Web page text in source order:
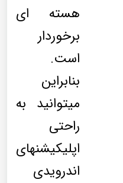
هسته ای
برخوردار
است.
بنابراین
میتوانید به
راحتی
اپلیکیشنهای
اندرویدی